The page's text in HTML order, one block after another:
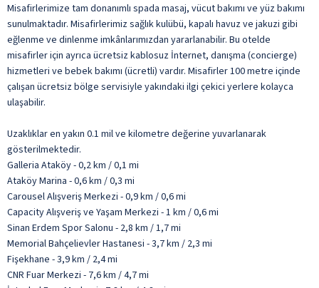
Misafirlerimize tam donanımlı spada masaj, vücut bakımı ve yüz bakımı
sunulmaktadır. Misafirlerimiz sağlık kulübü, kapalı havuz ve jakuzi gibi
eğlenme ve dinlenme imkânlarımızdan yararlanabilir. Bu otelde
misafirler için ayrıca ücretsiz kablosuz İnternet, danışma (concierge)
hizmetleri ve bebek bakımı (ücretli) vardır. Misafirler 100 metre içinde
çalışan ücretsiz bölge servisiyle yakındaki ilgi çekici yerlere kolayca
ulaşabilir.
Uzaklıklar en yakın 0.1 mil ve kilometre değerine yuvarlanarak
gösterilmektedir.
Galleria Ataköy - 0,2 km / 0,1 mi
Ataköy Marina - 0,6 km / 0,3 mi
Carousel Alışveriş Merkezi - 0,9 km / 0,6 mi
Capacity Alışveriş ve Yaşam Merkezi - 1 km / 0,6 mi
Sinan Erdem Spor Salonu - 2,8 km / 1,7 mi
Memorial Bahçelievler Hastanesi - 3,7 km / 2,3 mi
Fişekhane - 3,9 km / 2,4 mi
CNR Fuar Merkezi - 7,6 km / 4,7 mi